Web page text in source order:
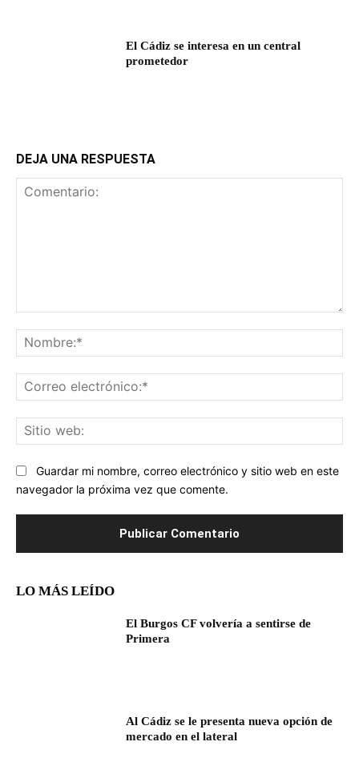
El Cádiz se interesa en un central
prometedor
DEJA UNA RESPUESTA
Guardar mi nombre, correo electrónico y sitio web en este
navegador la próxima vez que comente.
LO MÁS LEÍDO
El Burgos CF volvería a sentirse de
Primera
Al Cádiz se le presenta nueva opción de
mercado en el lateral